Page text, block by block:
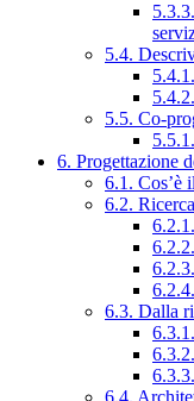
5.4.
5.5. Co-
6. Progettazione
6.1. Cos’è
6.2.
6.3. Dalla
6.4.